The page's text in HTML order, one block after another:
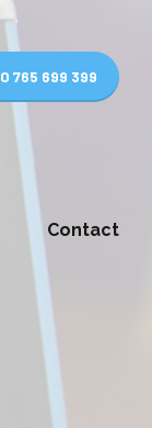
765 699 399
Contact